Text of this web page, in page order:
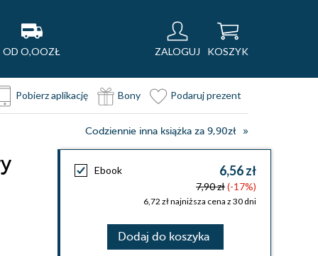
OD O,OOZŁ ZALOGUJ KOSZYK
Pobierz aplikację Bony Podaruj prezent
Codziennie inna książka za 9,90zł
Ebook 6,56 zł
7,90 zł(-17%)
6,72 zł najniższa cena z 30 dni
Dodaj do koszyka